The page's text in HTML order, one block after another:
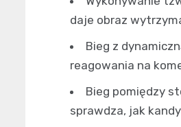
daje obraz
Bieg z
reagowania na
Bieg pomiędzy
sprawdza, jak